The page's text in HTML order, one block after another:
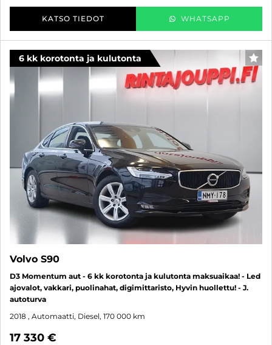
KATSO TIEDOT WHATSAPP
6 kk korotonta ja kulutonta
Volvo S90
D3 Momentum aut - 6 kk korotonta ja kulutonta maksuaikaa! - Led
ajovalot, vakkari, puolinahat, digimittaristo, Hyvin huollettu! - J.
autoturva
2018 , Automaatti, Diesel, 170 000 km
17 330 €